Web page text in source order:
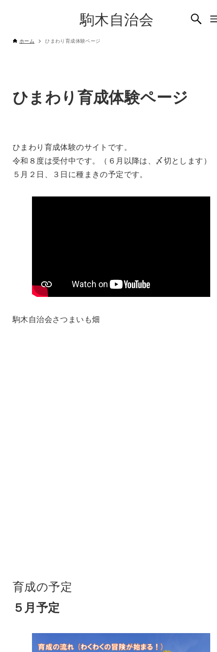
駒木自治会
ホーム ひまわり育成体験ページ
ひまわり育成体験ページ
ひまわり育成体験のサイトです。
令和８度は受付中です。（６月以降は、〆切とします）
５月２日、３日に種まきの予定です。
駒木自治会さつまいも畑
育成の予定
５月予定